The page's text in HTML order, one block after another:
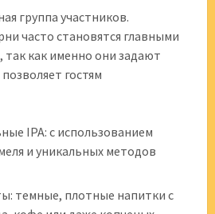
группа участников.
часто становятся главными
так как именно они задают
гостям
IPA: с использованием
и уникальных методов
темные, плотные напитки с